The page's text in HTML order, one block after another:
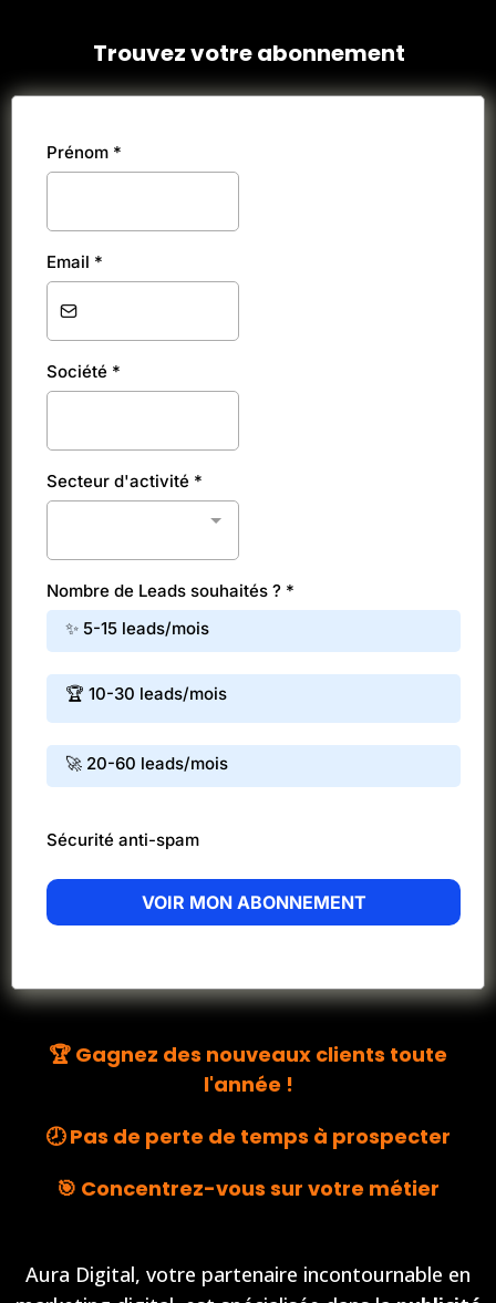
Trouvez votre abonnement
Prénom *
Email *
Société *
Secteur d'activité *
Nombre de Leads souhaités ? *
✨ 5-15 leads/mois
🏆 10-30 leads/mois
🚀 20-60 leads/mois
Sécurité anti-spam
VOIR MON ABONNEMENT
🏆 Gagnez des nouveaux clients toute
l'année !
🕗 Pas de perte de temps à prospecter
🎯 Concentrez-vous sur votre métier
Aura Digital, votre partenaire incontournable en